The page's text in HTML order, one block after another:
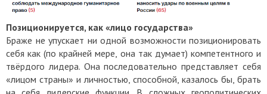
Позиционируется, как «лицо государства»
Браже не упускает ни одной возможности позиционировать
себя как (по крайней мере, она так думает) компетентного и
твёрдого лидера. Она последовательно представляет себя
«лицом страны» и личностью, способной, казалось бы, брать